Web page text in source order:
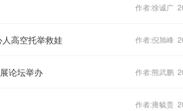
作者:徐诚广
高空托举救娃 作者:倪旭峰
论坛举办 作者:熊武鹏
作者:雍毓贵